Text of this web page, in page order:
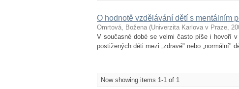
O hodnotě vzdělávání dětí s mentálním
Omrtová, Božena (Univerzita Karlova v Praze,
V současné dobé se velmi často píše i hovoří
postižených déti mezi „zdravé" nebo „normální"
Now showing items 1-1 of 1